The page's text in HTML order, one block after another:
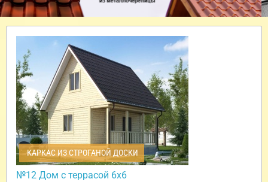
КАРКАС ИЗ СТРОГАНОЙ ДОСКИ
№12 Дом с террасой 6х6